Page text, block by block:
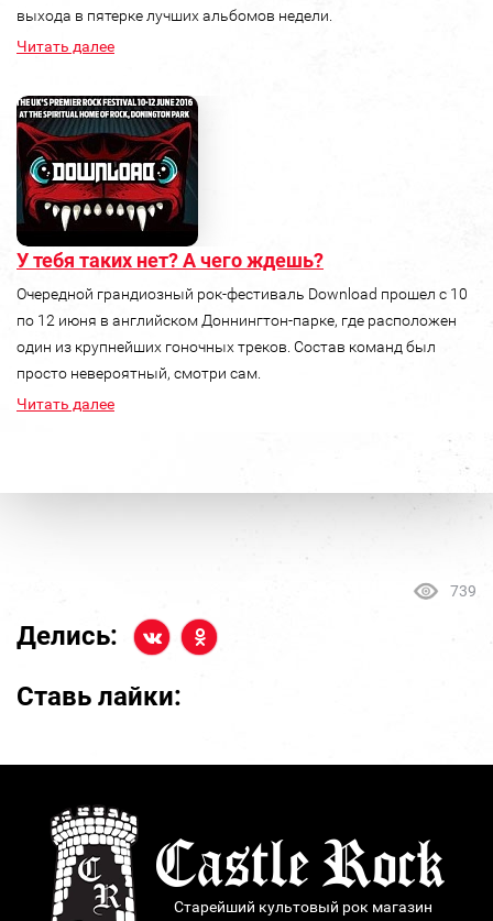
выхода в пятерке лучших альбомов недели.
Читать далее
У тебя таких нет? А чего ждешь?
Очередной грандиозный рок-фестиваль Download прошел с 10
по 12 июня в английском Доннингтон-парке, где расположен
один из крупнейших гоночных треков. Состав команд был
просто невероятный, смотри сам.
Читать далее
739
Делись:
Ставь лайки:
Старейший культовый рок магазин